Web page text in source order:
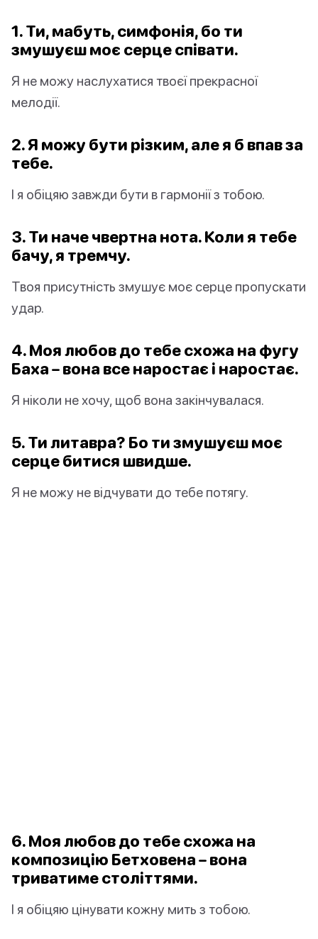
1. Ти, мабуть, симфонія, бо ти
змушуєш моє серце співати.
Я не можу наслухатися твоєї прекрасної
мелодії.
2. Я можу бути різким, але я б впав за
тебе.
І я обіцяю завжди бути в гармонії з тобою.
3. Ти наче чвертна нота. Коли я тебе
бачу, я тремчу.
Твоя присутність змушує моє серце пропускати
удар.
4. Моя любов до тебе схожа на фугу
Баха – вона все наростає і наростає.
Я ніколи не хочу, щоб вона закінчувалася.
5. Ти литавра? Бо ти змушуєш моє
серце битися швидше.
Я не можу не відчувати до тебе потягу.
6. Моя любов до тебе схожа на
композицію Бетховена – вона
триватиме століттями.
І я обіцяю цінувати кожну мить з тобою.